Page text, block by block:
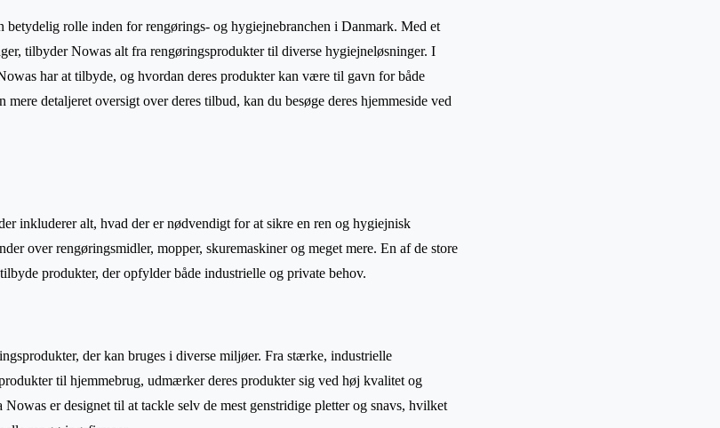
betydelig rolle inden for rengørings- og hygiejnebranchen i Danmark. Med et
tilbyder Nowas alt fra rengøringsprodukter til diverse hygiejneløsninger. I
har at tilbyde, og hvordan deres produkter kan være til gavn for både
detaljeret oversigt over deres tilbud, kan du besøge deres hjemmeside ved
inkluderer alt, hvad der er nødvendigt for at sikre en ren og hygiejnisk
over rengøringsmidler, mopper, skuremaskiner og meget mere. En af de store
produkter, der opfylder både industrielle og private behov.
der kan bruges i diverse miljøer. Fra stærke, industrielle
til hjemmebrug, udmærker deres produkter sig ved høj kvalitet og
er designet til at tackle selv de mest genstridige pletter og snavs, hvilket